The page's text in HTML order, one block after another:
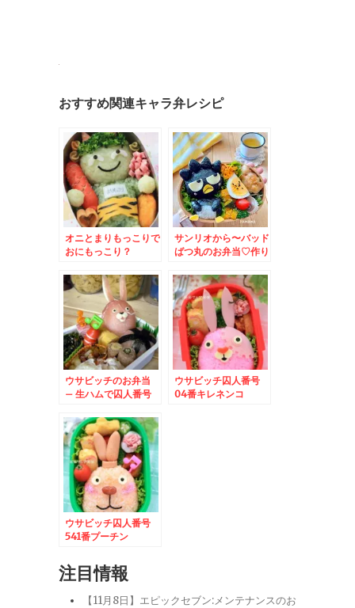
おすすめ関連キャラ弁レシピ
オニとまりもっこりで
おにもっこり？
サンリオから〜バッド
ばつ丸のお弁当♡作り
ウサビッチのお弁当
– 生ハムで囚人番号
ーチン☆
ウサビッチ囚人番号
04番キレネンコ
ウサビッチ囚人番号
541番プーチン
注目情報
【11月8日】エピックセブン:メンテナンスのお